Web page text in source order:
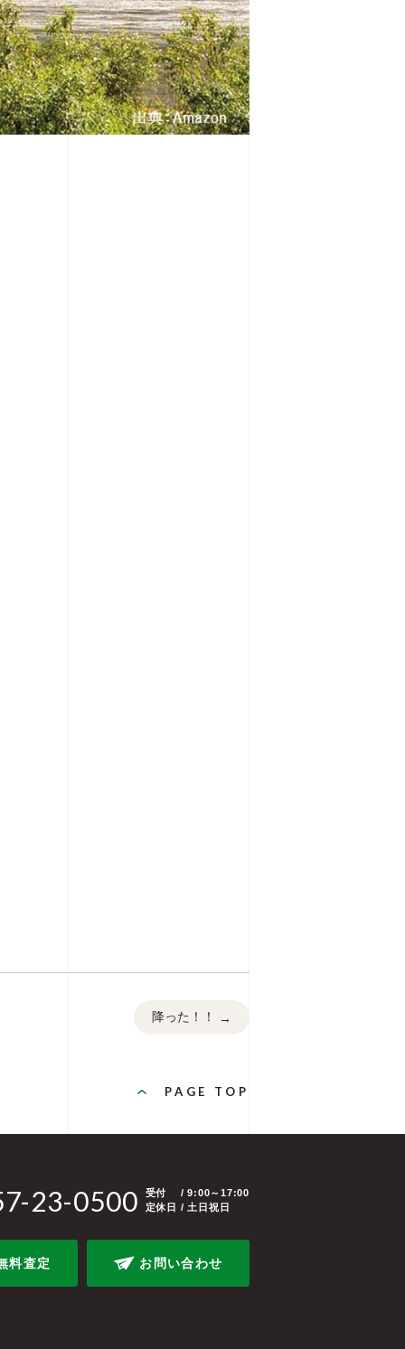
降った！！ →
PAGE TOP
23-0500 受付
/ 9:00～17:00
定休日 / 土日祝日
料査定 お問い合わせ